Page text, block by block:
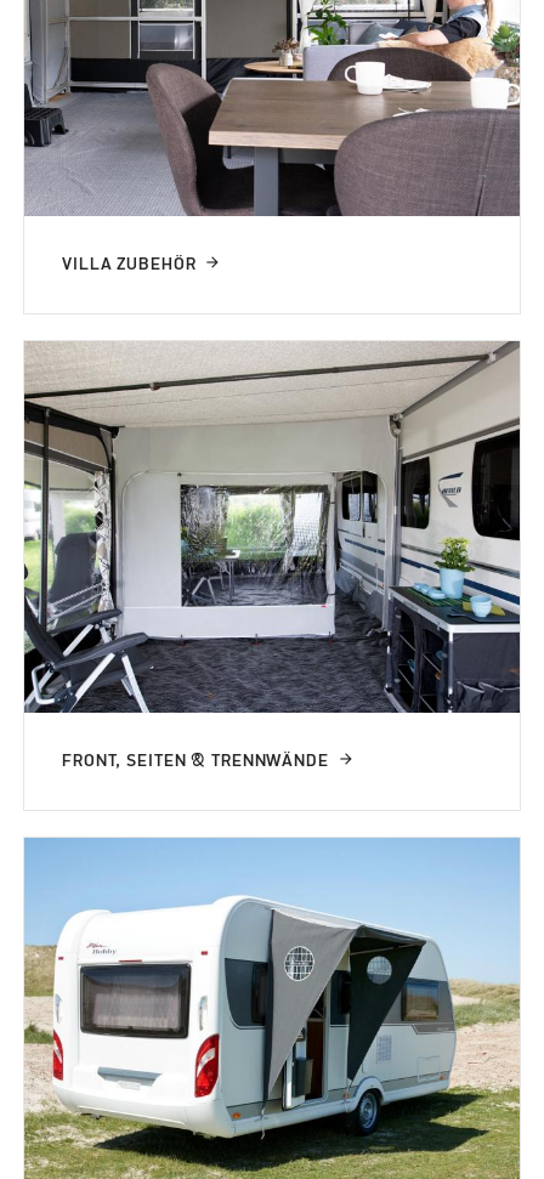
VILLA ZUBEHÖR
FRONT, SEITEN & TRENNWÄNDE